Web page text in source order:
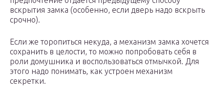
вскрытия замка (особенно, если дверь надо вскрыть
срочно).
Если же торопиться некуда, а механизм замка хочется
сохранить в целости, то можно попробовать себя в
роли домушника и воспользоваться отмычкой. Для
этого надо понимать, как устроен механизм
секретки.